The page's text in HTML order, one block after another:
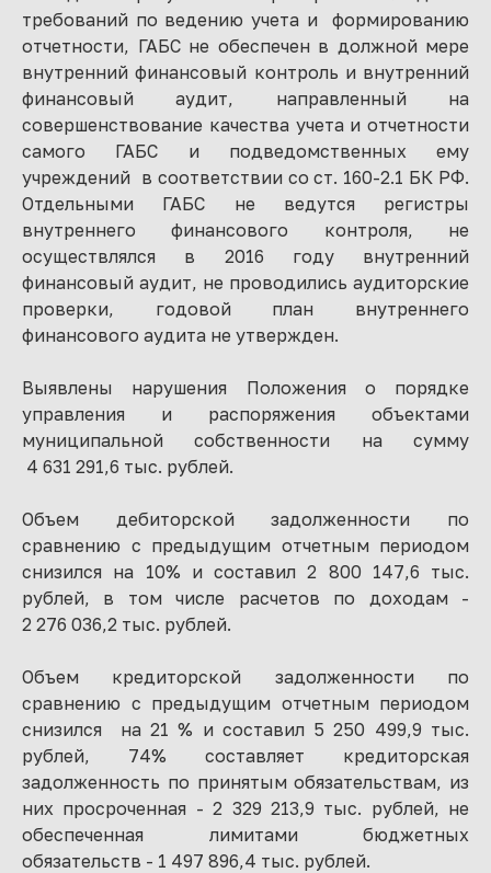
требований по ведению учета и формированию
отчетности, ГАБС не обеспечен в должной мере
внутренний финансовый контроль и внутренний
финансовый аудит, направленный на
совершенствование качества учета и отчетности
самого ГАБС и подведомственных ему
учреждений в соответствии со ст. 160-2.1 БК РФ.
Отдельными ГАБС не ведутся регистры
внутреннего финансового контроля, не
осуществлялся в 2016 году внутренний
финансовый аудит, не проводились аудиторские
проверки, годовой план внутреннего
финансового аудита не утвержден.
Выявлены нарушения Положения о порядке
управления и распоряжения объектами
муниципальной собственности на сумму
4 631 291,6 тыс. рублей.
Объем дебиторской задолженности по
сравнению с предыдущим отчетным периодом
снизился на 10% и составил 2 800 147,6 тыс.
рублей, в том числе расчетов по доходам -
2 276 036,2 тыс. рублей.
Объем кредиторской задолженности по
сравнению с предыдущим отчетным периодом
снизился на 21 % и составил 5 250 499,9 тыс.
рублей, 74% составляет кредиторская
задолженность по принятым обязательствам, из
них просроченная - 2 329 213,9 тыс. рублей, не
обеспеченная лимитами бюджетных
обязательств - 1 497 896,4 тыс. рублей.